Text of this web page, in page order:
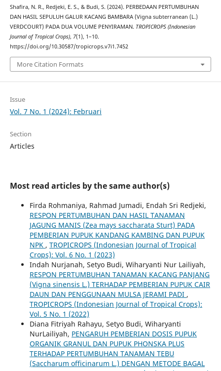
Shafira, N. R., Redjeki, E. S., & Budi, S. (2024). PERBEDAAN PERTUMBUHAN
DAN HASIL SEPULUH GALUR KACANG BAMBARA (Vigna subterranean (L.)
VERDCOURT) PADA DUA VOLUME PENYIRAMAN. TROPICROPS (Indonesian
Journal of Tropical Crops), 7(1), 1–10.
https://doi.org/10.30587/tropicrops.v7i1.7452
More Citation Formats
Issue
Vol. 7 No. 1 (2024): Februari
Section
Articles
Most read articles by the same author(s)
Firda Rohmaniya, Rahmad Jumadi, Endah Sri Redjeki,
RESPON PERTUMBUHAN DAN HASIL TANAMAN
JAGUNG MANIS (Zea mays saccharata Sturt) PADA
PEMBERIAN PUPUK KANDANG KAMBING DAN PUPUK
NPK , TROPICROPS (Indonesian Journal of Tropical
Crops): Vol. 6 No. 1 (2023)
Indah Nurjanah, Setyo Budi, Wiharyanti Nur Lailiyah,
RESPON PERTUMBUHAN TANAMAN KACANG PANJANG
(Vigna sinensis L.) TERHADAP PEMBERIAN PUPUK CAIR
DAUN DAN PENGGUNAAN MULSA JERAMI PADI ,
TROPICROPS (Indonesian Journal of Tropical Crops):
Vol. 5 No. 1 (2022)
Diana Fitriyah Rahayu, Setyo Budi, Wiharyanti
NurLailiyah, PENGARUH PEMBERIAN DOSIS PUPUK
ORGANIK GRANUL DAN PUPUK PHONSKA PLUS
TERHADAP PERTUMBUHAN TANAMAN TEBU
(Saccharum officinarum L.) DENGAN METODE BAGAL